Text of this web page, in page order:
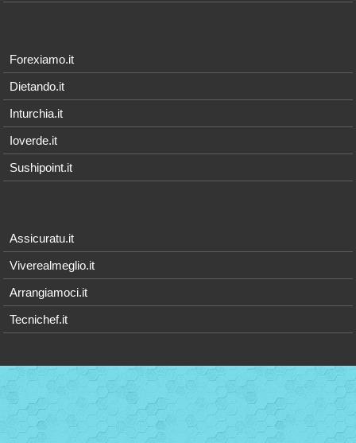
Forexiamo.it
Dietando.it
Inturchia.it
Ioverde.it
Sushipoint.it
Assicuratu.it
Viverealmeglio.it
Arrangiamoci.it
Tecnichef.it